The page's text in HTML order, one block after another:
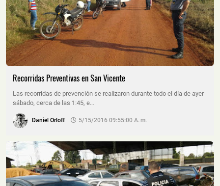
Recorridas Preventivas en San Vicente
Las recorridas de prevención se realizaron durante todo el día de ayer
sábado, cerca de las 1:45, e…
Daniel Orloff 5/15/2016 09:55:00 A. M.